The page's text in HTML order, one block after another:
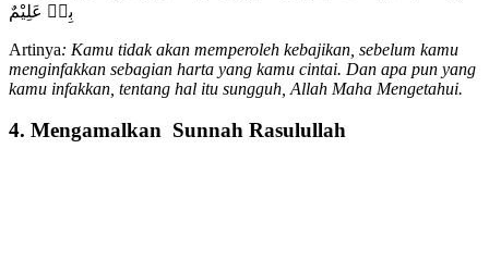
بِهٖ عَلِيْمٌ
Artinya: Kamu tidak akan memperoleh kebajikan, sebelum kamu
menginfakkan sebagian harta yang kamu cintai. Dan apa pun yang
kamu infakkan, tentang hal itu sungguh, Allah Maha Mengetahui.
4. Mengamalkan Sunnah Rasulullah